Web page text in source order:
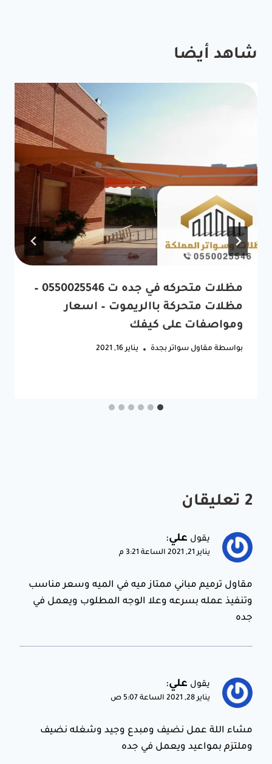
شاهد أيضا
مظلات متحركه في جده ت 0550025546 –
مظلات متحركة باالريموت – اسعار
ومواصفات على كيفك
بواسطة مقاول سواتر بجدة يناير 16, 2021
2 تعليقان
يقول علي:
يناير 21, 2021 الساعة 3:21 م
مقاول ترميم مباني ممتاز ميه في الميه وسعر مناسب
وتنفيذ عمله بسرعه وعلا الوجه المطلوب ويعمل في
جده
يقول علي:
يناير 28, 2021 الساعة 5:07 ص
مشاء اللة عمل نضيف ومبدع وجيد وشغله نضيف
وملتزم بمواعيد ويعمل في جده